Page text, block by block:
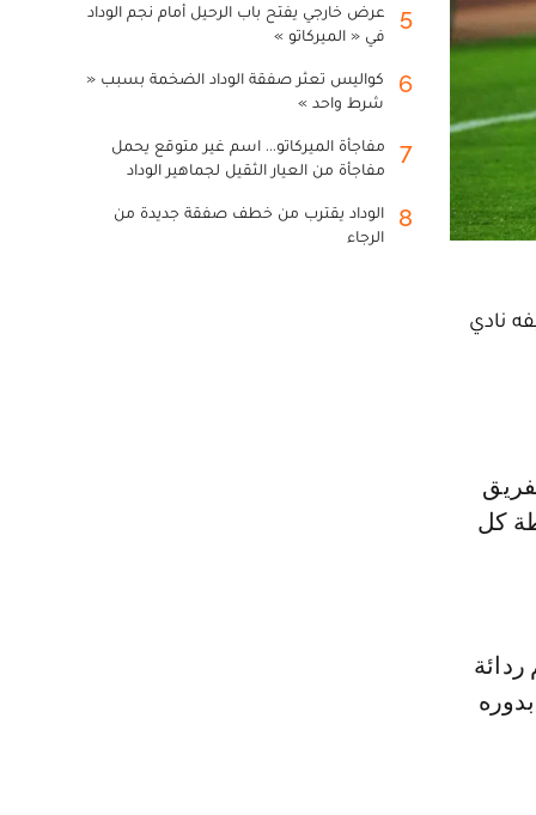
نادي
كل
5
عرض خارجي يفتح باب الرحيل أمام نجم الوداد
في « الميركاتو »
6
كواليس تعثر صفقة الوداد الضخمة بسبب «
شرط واحد »
7
مفاجأة الميركاتو... اسم غير متوقع يحمل
مفاجأة من العيار الثقيل لجماهير الوداد
8
الوداد يقترب من خطف صفقة جديدة من
الرجاء